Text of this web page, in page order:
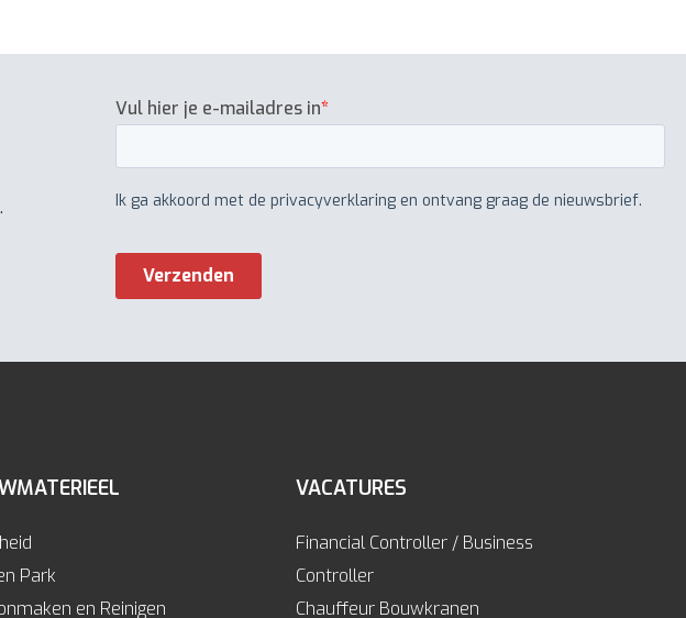
VACATURES
Financial Controller / Business
Controller
Chauffeur Bouwkranen
Park
en Reinigen